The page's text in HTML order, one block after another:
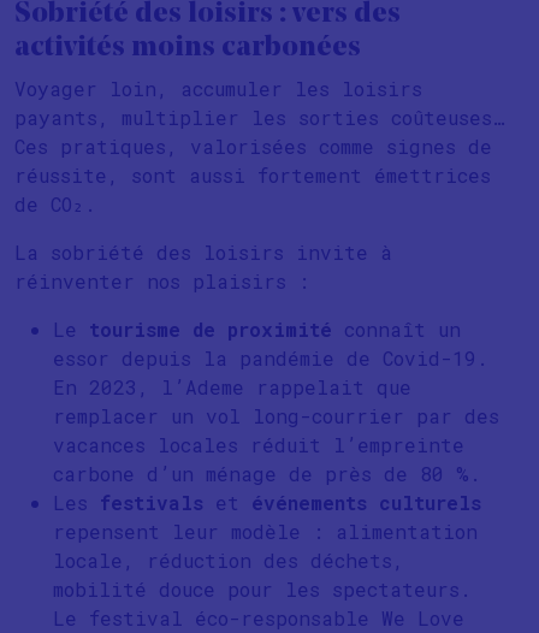
Sobriété des loisirs : vers des
activités moins carbonées
Voyager loin, accumuler les loisirs
payants, multiplier les sorties coûteuses…
Ces pratiques, valorisées comme signes de
réussite, sont aussi fortement émettrices
de CO₂.
La sobriété des loisirs invite à
réinventer nos plaisirs :
Le tourisme de proximité connaît un
essor depuis la pandémie de Covid-19.
En 2023, l’Ademe rappelait que
remplacer un vol long-courrier par des
vacances locales réduit l’empreinte
carbone d’un ménage de près de 80 %.
Les festivals et événements culturels
repensent leur modèle : alimentation
locale, réduction des déchets,
mobilité douce pour les spectateurs.
Le festival éco-responsable We Love